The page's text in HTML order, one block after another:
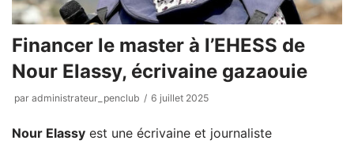
Financer le master à l’EHESS de
Nour Elassy, écrivaine gazaouie
par administrateur_penclub 6 juillet 2025
Nour Elassy est une écrivaine et journaliste